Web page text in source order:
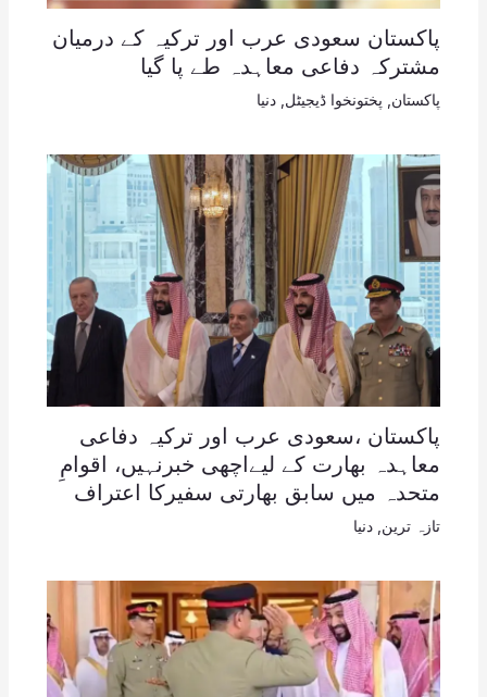
پاکستان سعودی عرب اور ترکیہ کے درمیان
مشترکہ دفاعی معاہدہ طے پا گیا
پاکستان پختونخوا ڈیجیٹل دنیا
پاکستان ،سعودی عرب اور ترکیہ دفاعی
معاہدہ بھارت کے لیےاچھی خبرنہیں، اقوامِ
متحدہ میں سابق بھارتی سفیرکا اعتراف
تازہ ترین دنیا